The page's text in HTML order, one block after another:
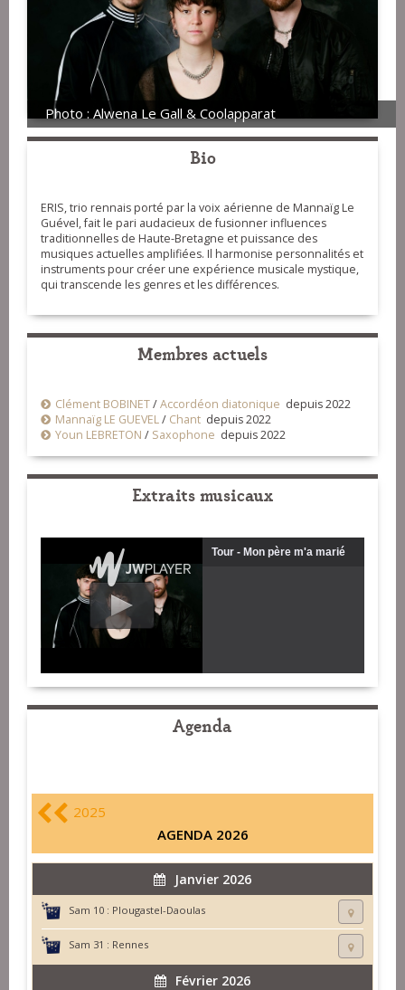
Photo : Alwena Le Gall & Coolapparat
Bio
ERIS, trio rennais porté par la voix aérienne de Mannaïg Le
Guével, fait le pari audacieux de fusionner influences
traditionnelles de Haute-Bretagne et puissance des
musiques actuelles amplifiées. Il harmonise personnalités et
instruments pour créer une expérience musicale mystique,
qui transcende les genres et les différences.
Membres actuels
Clément BOBINET/Accordéon diatonique depuis 2022
Mannaïg LE GUEVEL/ Chant depuis 2022
Youn LEBRETON / Saxophone depuis 2022
Extraits musicaux
Tour - Mon père m'a marié
Agenda
2025
AGENDA 2026
Janvier 2026
Sam 10 : Plougastel-Daoulas
Sam 31 : Rennes
Février 2026